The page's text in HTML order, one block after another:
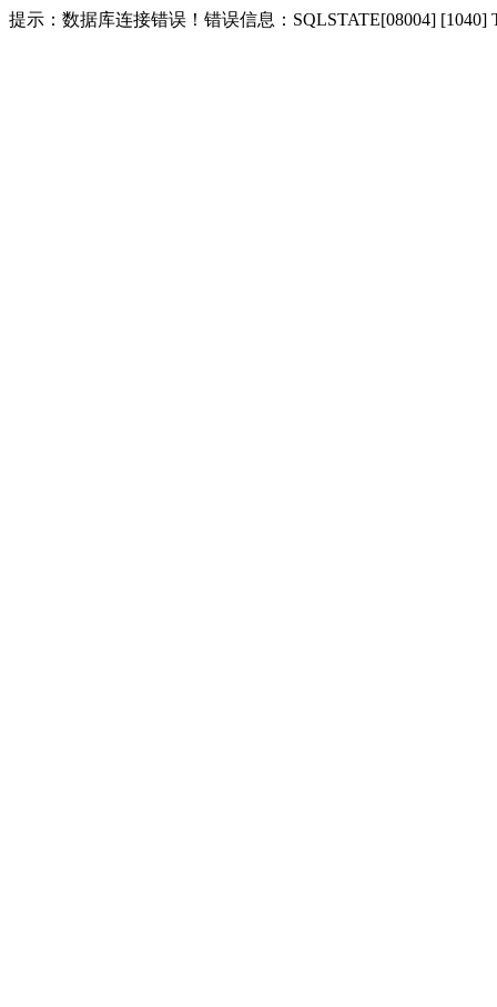
提示：数据库连接错误！错误信息：SQLSTATE[08004] [1040]